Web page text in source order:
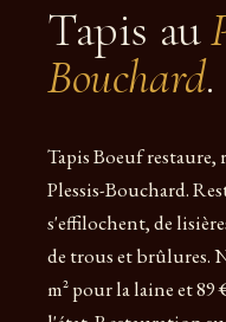
Tapis au
Bouchard.
Tapis Boeuf restaure,
Plessis-Bouchard.
s'effilochent, de
de trous et brûlures.
m² pour la laine et 89